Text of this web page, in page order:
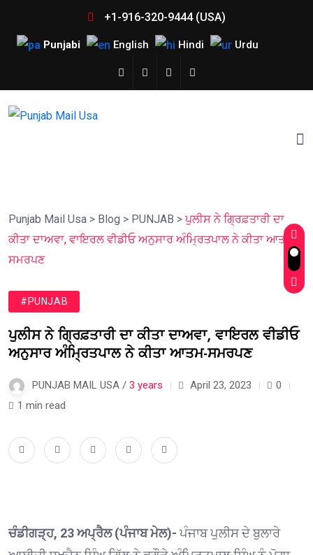
+1-916-320-9444 (USA)
Punjabi English Hindi Urdu
Punjab Mail Usa > Blog > PUNJAB >ਪੁਲੀਸ ਨੇ ਗ੍ਰਿਫ਼ਤਾਰੀ ਦਾ
ਕੀਤਾ ਦਾਅਵਾ, ਵਾਇਰਲ ਵੀਡੀਓ ਅਨੁਸਾਰ ਅੰਮ੍ਰਿਤਪਾਲ ਨੇ ਕੀਤਾ ਆਤਮ-
ਸਮਰਪਣ
#PUNJAB
ਪੁਲੀਸ ਨੇ ਗ੍ਰਿਫ਼ਤਾਰੀ ਦਾ ਕੀਤਾ ਦਾਅਵਾ, ਵਾਇਰਲ ਵੀਡੀਓ
ਅਨੁਸਾਰ ਅੰਮ੍ਰਿਤਪਾਲ ਨੇ ਕੀਤਾ ਆਤਮ-ਸਮਰਪਣ
PUNJAB MAIL USA / 3 years April 23, 2023
0
1 min read
ਚੰਡੀਗੜ੍ਹ, 23 ਅਪ੍ਰੈਲ (ਪੰਜਾਬ ਮੇਲ)- ਪੰਜਾਬ ਪੁਲੀਸ ਦੇ ਬੁਲਾਰੇ